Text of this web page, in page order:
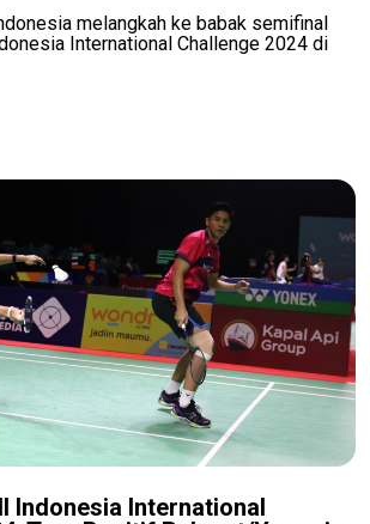
melangkah ke babak semifinal
International Challenge 2024 di
Indonesia International